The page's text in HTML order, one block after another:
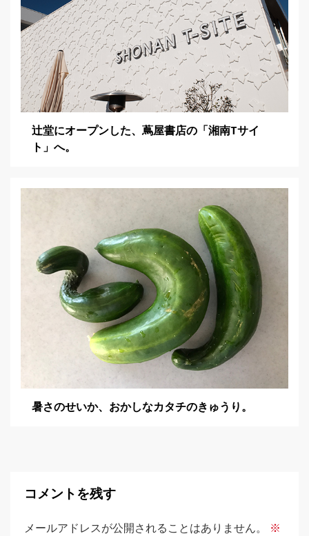
辻堂にオープンした、蔦屋書店の「湘南Tサイ
ト」へ。
暑さのせいか、おかしなカタチのきゅうり。
コメントを残す
メールアドレスが公開されることはありません。
※